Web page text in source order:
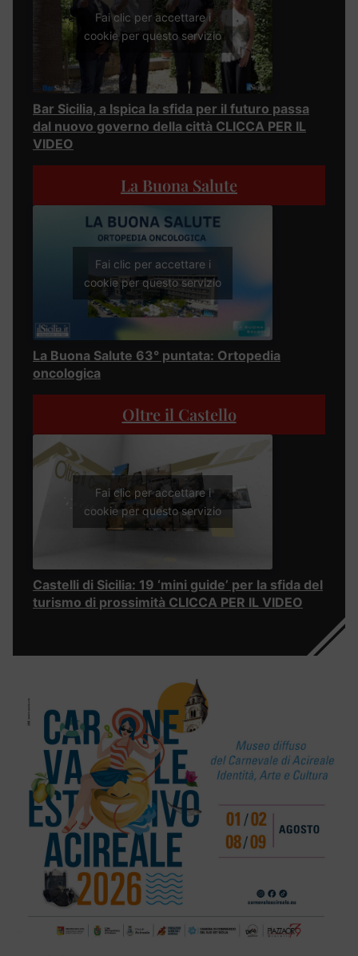
Fai clic per accettare i
cookie per questo servizio
Bar Sicilia, a Ispica la sfida per il futuro passa
dal nuovo governo della città CLICCA PER IL
VIDEO
La Buona Salute
Fai clic per accettare i
cookie per questo servizio
La Buona Salute 63° puntata: Ortopedia
oncologica
Oltre il Castello
Fai clic per accettare i
cookie per questo servizio
Castelli di Sicilia: 19 ‘mini guide’ per la sfida del
turismo di prossimità CLICCA PER IL VIDEO